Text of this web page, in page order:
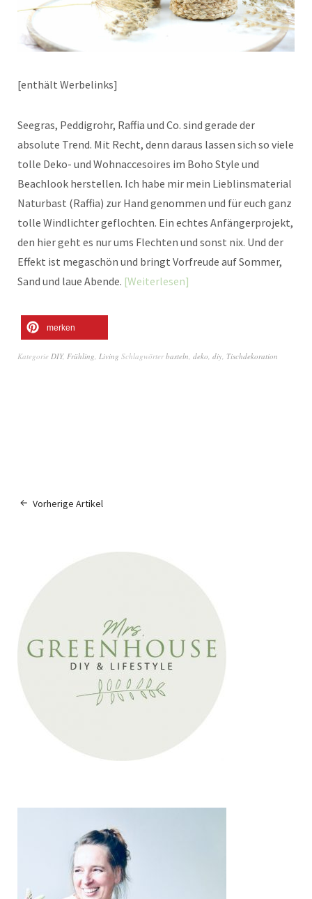
[enthält Werbelinks]
Seegras, Peddigrohr, Raffia und Co. sind gerade der
absolute Trend. Mit Recht, denn daraus lassen sich so viele
tolle Deko- und Wohnaccesoires im Boho Style und
Beachlook herstellen. Ich habe mir mein Lieblinsmaterial
Naturbast (Raffia) zur Hand genommen und für euch ganz
tolle Windlichter geflochten. Ein echtes Anfängerprojekt,
den hier geht es nur ums Flechten und sonst nix. Und der
Effekt ist megaschön und bringt Vorfreude auf Sommer,
Sand und laue Abende. Weiterlesen
merken
Kategorie DIY, Frühling Living Schlagwörterbasteln deko diy Tischdekoration
Vorherige Artikel